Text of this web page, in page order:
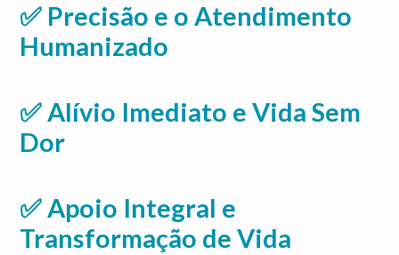
✅ Precisão e o Atendimento
Humanizado
✅ Alívio Imediato e Vida Sem
Dor
✅ Apoio Integral e
Transformação de Vida